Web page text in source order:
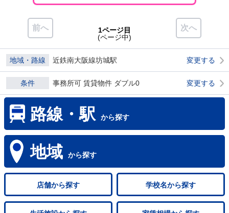
前へ 次へ
1ページ目
(ページ中)
地域・路線 近鉄南大阪線坊城駅 変更する
条件 事務所可 賃貸物件 ダブル0 変更する
路線・駅 から探す
地域 から探す
店舗から探す 学校名から探す